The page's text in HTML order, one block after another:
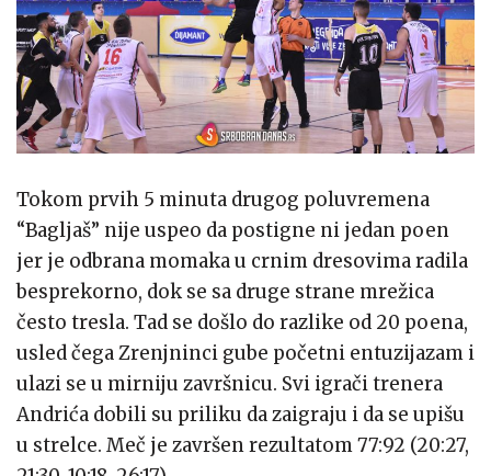
Tokom prvih 5 minuta drugog poluvremena
“Bagljaš” nije uspeo da postigne ni jedan poen
jer je odbrana momaka u crnim dresovima radila
besprekorno, dok se sa druge strane mrežica
često tresla. Tad se došlo do razlike od 20 poena,
usled čega Zrenjninci gube početni entuzijazam i
ulazi se u mirniju završnicu. Svi igrači trenera
Andrića dobili su priliku da zaigraju i da se upišu
u strelce. Meč je završen rezultatom 77:92 (20:27,